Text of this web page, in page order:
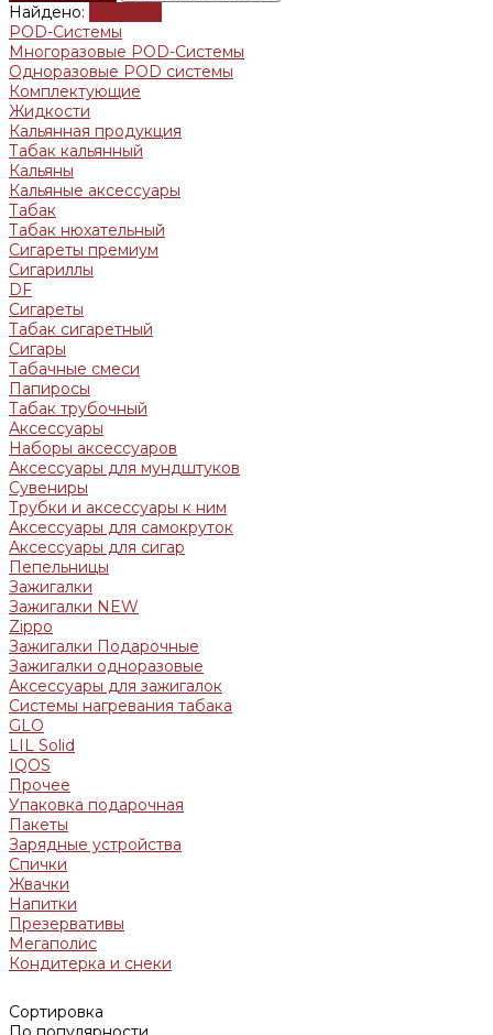
Найдено:
POD-Системы
Многоразовые POD-Системы
Одноразовые POD системы
Комплектующие
Жидкости
Кальянная продукция
Табак кальянный
Кальяны
Кальяные аксессуары
Табак
Табак нюхательный
Сигареты премиум
Сигариллы
DF
Сигареты
Табак сигаретный
Сигары
Табачные смеси
Папиросы
Табак трубочный
Аксессуары
Наборы аксессуаров
Аксессуары для мундштуков
Сувениры
Трубки и аксессуары к ним
Аксессуары для самокруток
Аксессуары для сигар
Пепельницы
Зажигалки
Зажигалки NEW
Zippo
Зажигалки Подарочные
Зажигалки одноразовые
Аксессуары для зажигалок
Системы нагревания табака
GLO
LIL Solid
IQOS
Прочее
Упаковка подарочная
Пакеты
Зарядные устройства
Спички
Жвачки
Напитки
Презервативы
Мегаполис
Кондитерка и снеки
Сортировка